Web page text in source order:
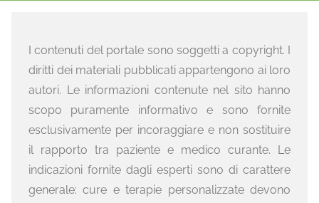
I contenuti del portale sono soggetti a copyright. I
diritti dei materiali pubblicati appartengono ai loro
autori. Le informazioni contenute nel sito hanno
scopo puramente informativo e sono fornite
esclusivamente per incoraggiare e non sostituire
il rapporto tra paziente e medico curante. Le
indicazioni fornite dagli esperti sono di carattere
generale: cure e terapie personalizzate devono